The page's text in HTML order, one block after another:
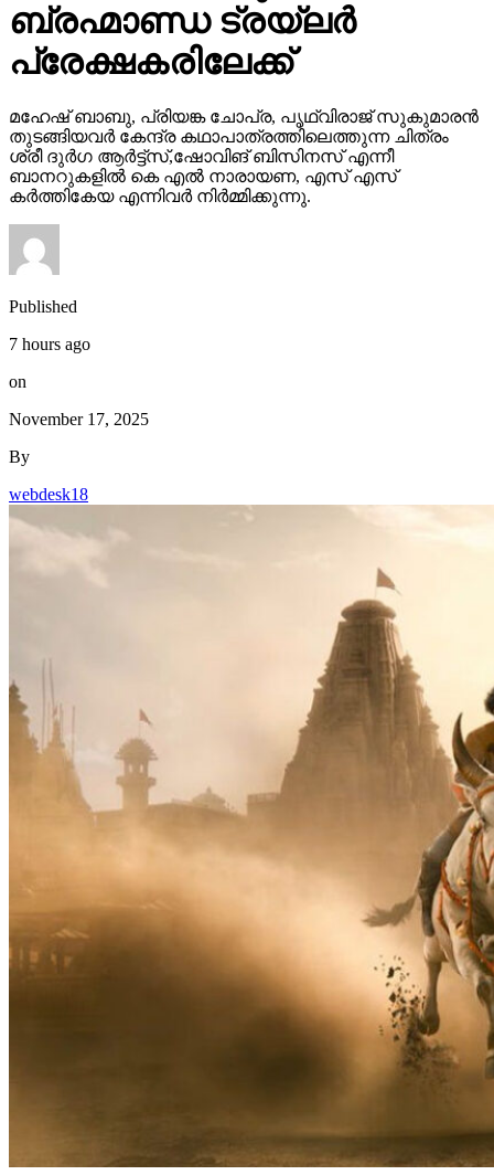
ബ്രഹ്മാണ്ഡ ട്രയ്ലർ
പ്രേക്ഷകരിലേക്ക്
മഹേഷ് ബാബു, പ്രിയങ്ക ചോപ്ര, പൃഥ്വിരാജ് സുകുമാരൻ
തുടങ്ങിയവർ കേന്ദ്ര കഥാപാത്രത്തിലെത്തുന്ന ചിത്രം
ശ്രീ ദുർഗ ആർട്ട്സ്,ഷോവിങ് ബിസിനസ് എന്നീ
ബാനറുകളിൽ കെ എൽ നാരായണ, എസ് എസ്
കർത്തികേയ എന്നിവർ നിർമ്മിക്കുന്നു.
Published
7 hours ago
on
November 17, 2025
By
webdesk18